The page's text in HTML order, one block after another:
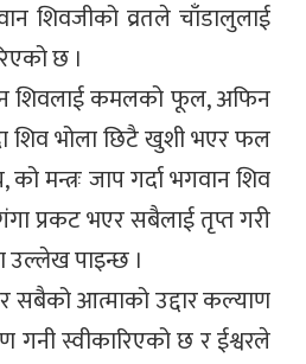
शिवजीको व्रतले चाँडालुलाई
छ ।
शिवलाई कमलको फूल, अफिन
शिव भोला छिटै खुशी भएर फल
मन्त्रः जाप गर्दा भगवान शिव
प्रकट भएर सबैलाई तृप्त गरी
उल्लेख पाइन्छ ।
सबैको आत्माको उद्दार कल्याण
गनी स्वीकारिएको छ र ईश्वरले